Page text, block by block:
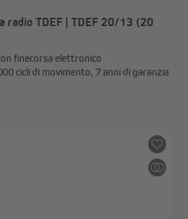
radio TDEF | TDEF 20/13 (20
finecorsa elettronico
cicli di movimento, 7 anni di garanzia